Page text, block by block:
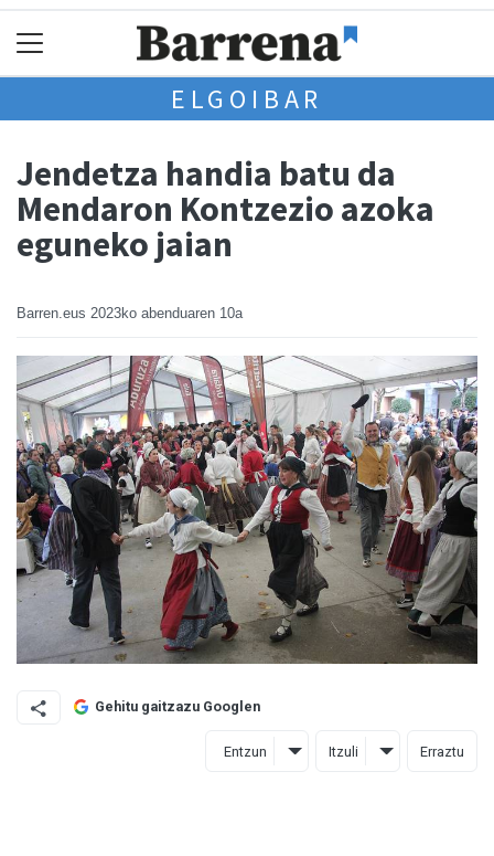
ELGOIBAR
Jendetza handia batu da
Mendaron Kontzezio azoka
eguneko jaian
Barren.eus 2023ko abenduaren 10a
Gehitu gaitzazu Googlen
Entzun Itzuli Erraztu